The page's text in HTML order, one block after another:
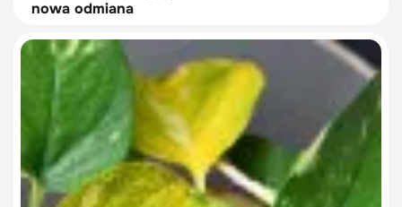
nowa odmiana